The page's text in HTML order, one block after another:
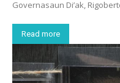
Governasaun Di’ak,
Read more